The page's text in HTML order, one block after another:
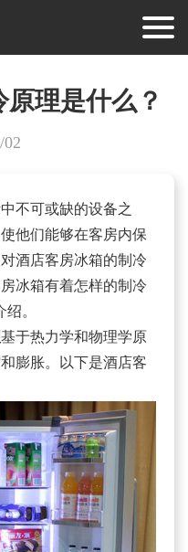
理是什么？
02
不可或缺的设备之
他们能够在客房内保
酒店客房冰箱的制冷
冰箱有着怎样的制冷
。
基于热力学和物理学原
膨胀。以下是酒店客